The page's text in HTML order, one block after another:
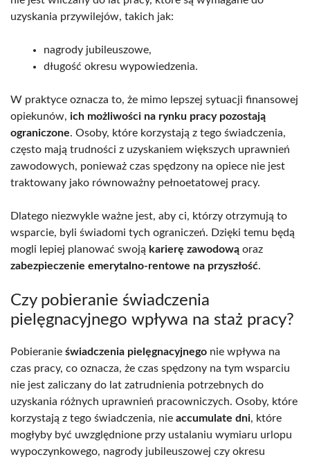
uzyskania przywilejów, takich jak:
nagrody jubileuszowe,
długość okresu wypowiedzenia.
W praktyce oznacza to, że mimo lepszej sytuacji finansowej
opiekunów, ich możliwości na rynku pracy pozostają
ograniczone. Osoby, które korzystają z tego świadczenia,
często mają trudności z uzyskaniem większych uprawnień
zawodowych, ponieważ czas spędzony na opiece nie jest
traktowany jako równoważny pełnoetatowej pracy.
Dlatego niezwykle ważne jest, aby ci, którzy otrzymują to
wsparcie, byli świadomi tych ograniczeń. Dzięki temu będą
mogli lepiej planować swoją karierę zawodową oraz
zabezpieczenie emerytalno-rentowe na przyszłość.
Czy pobieranie świadczenia
pielęgnacyjnego wpływa na staż pracy?
Pobieranie świadczenia pielęgnacyjnego nie wpływa na
czas pracy, co oznacza, że czas spędzony na tym wsparciu
nie jest zaliczany do lat zatrudnienia potrzebnych do
uzyskania różnych uprawnień pracowniczych. Osoby, które
korzystają z tego świadczenia, nie accumulate dni, które
mogłyby być uwzględnione przy ustalaniu wymiaru urlopu
wypoczynkowego, nagrody jubileuszowej czy okresu